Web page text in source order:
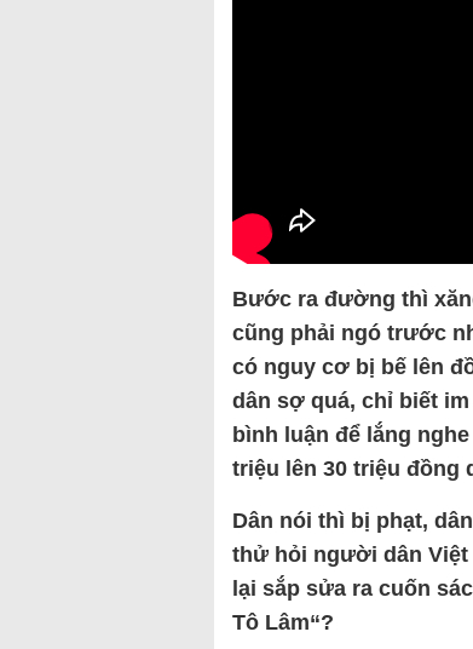
Bước ra đường thì
cũng phải ngó trước
có nguy cơ bị bế lên
dân sợ quá, chỉ biết
bình luận để lắng
triệu lên 30 triệu đồng
Dân nói thì bị phạt,
thử hỏi người dân Việt
lại sắp sửa ra cuốn
Tô Lâm“?